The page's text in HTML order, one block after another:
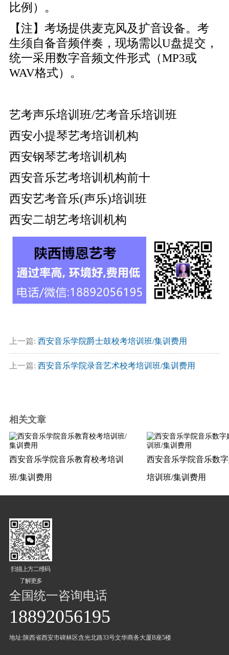
比例）。
【注】考场提供麦克风及扩音设备。考
生须自备音频伴奏，现场需以U盘提交，
统一采用数字音频文件形式（MP3或
WAV格式）。
艺考声乐培训班/艺考音乐培训班
西安小提琴艺考培训机构
西安钢琴艺考培训机构
西安音乐艺考培训机构前十
西安艺考音乐(声乐)培训班
西安二胡艺考培训机构
上一篇: 西安音乐学院爵士鼓校考培训班/集训费用
上一篇: 西安音乐学院录音艺术校考培训班/集训费用
相关文章
西安音乐学院音乐教育校考培训
班/集训费用
西安音乐学院音乐数
培训班/集训费用
扫描上方二维码
了解更多
全国统一咨询电话
18892056195
地址:陕西省西安市碑林区含光北路33号文华商务大厦B座5楼